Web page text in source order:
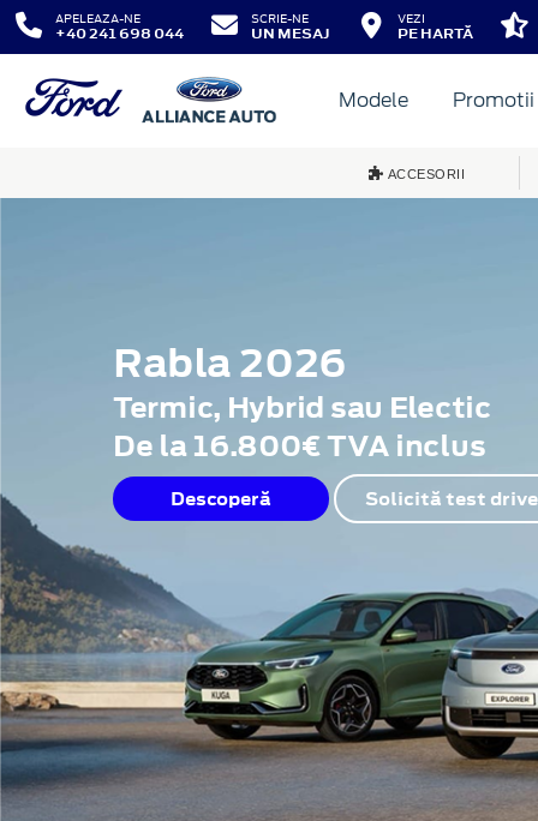
APELEAZA-NE
+40 241 698 044
SCRIE-NE
UN MESAJ
VEZI
PE HARTĂ
Modele Promotii
ACCESORII
Rabla 2026
Termic, Hybrid sau Electic
De la 16.800€ TVA inclus
Descoperă Solicită test drive